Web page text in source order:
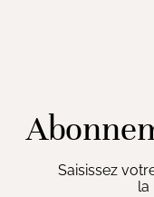
Saisissez
la